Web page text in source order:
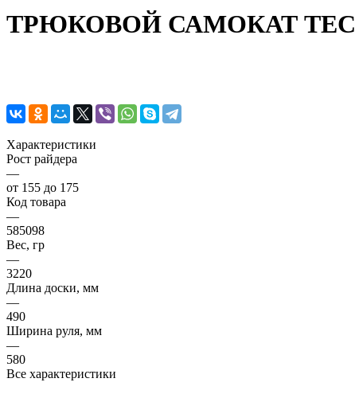
ТРЮКОВОЙ САМОКАТ TECH
Характеристики
Рост райдера
—
от 155 до 175
Код товара
—
585098
Вес, гр
—
3220
Длина доски, мм
—
490
Ширина руля, мм
—
580
Все характеристики